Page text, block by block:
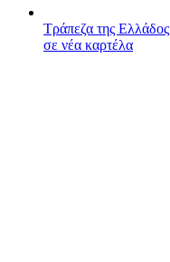
Τράπεζα της Ελλάδος
σε νέα καρτέλα